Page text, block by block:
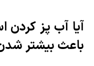
آیا آب پز کردن
باعث بیشتر